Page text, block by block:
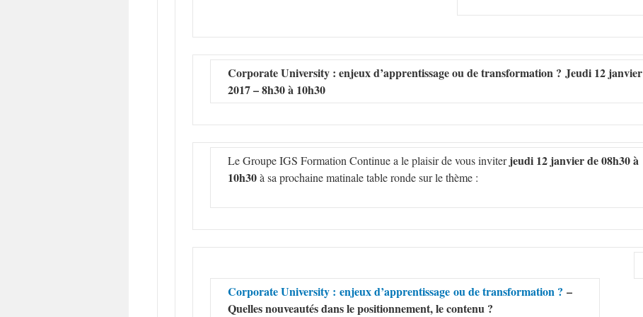
Corporate University : enjeux d’apprentissage ou de transformation ? Jeudi 12 janvier
2017 – 8h30 à 10h30
Le Groupe IGS Formation Continue a le plaisir de vous inviterjeudi 12 janvier de 08h30 à
10h30à sa prochaine matinale table ronde sur le thème :
Corporate University : enjeux d’apprentissage ou de transformation ? –
Quelles nouveautés dans le positionnement, le contenu ?